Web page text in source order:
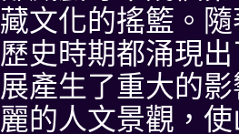
藏文化的搖籃。
歷史時期都涌現
展產生了重大的
麗的人文景觀，